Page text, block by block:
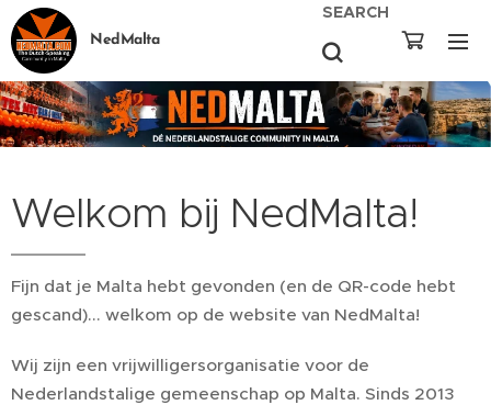
NedMalta
SEARCH
Welkom bij NedMalta!
Fijn dat je Malta hebt gevonden (en de QR-code hebt
gescand)... welkom op de website van NedMalta!
Wij zijn een vrijwilligersorganisatie voor de
Nederlandstalige gemeenschap op Malta. Sinds 2013